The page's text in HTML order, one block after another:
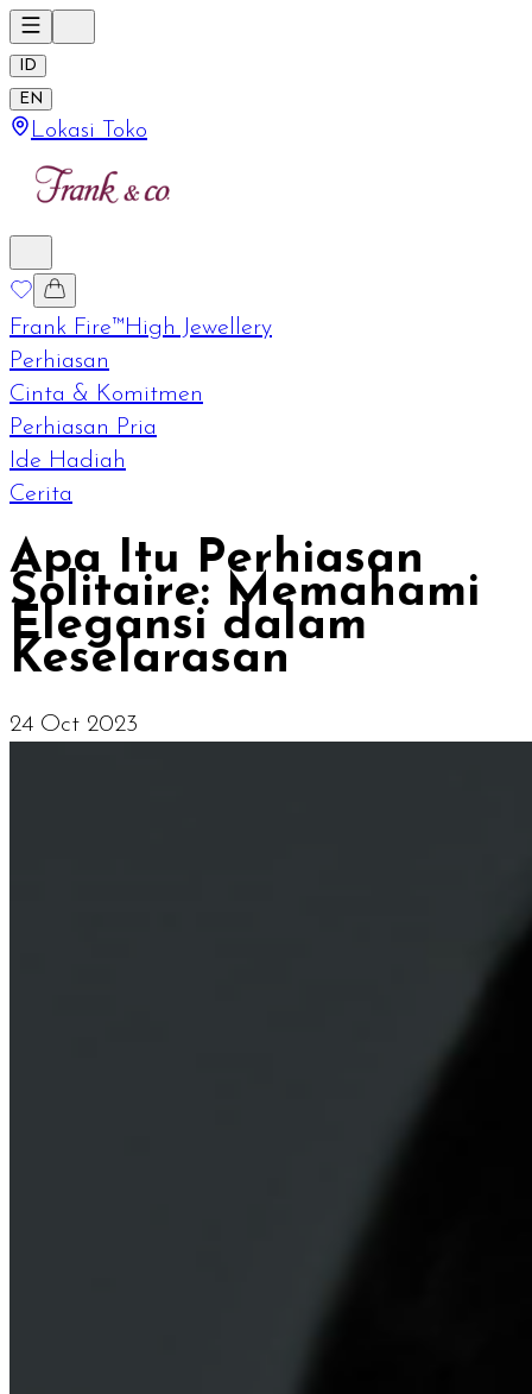
ID
EN
Lokasi Toko
Frank Fire™High Jewellery
Perhiasan
Cinta & Komitmen
Perhiasan Pria
Ide Hadiah
Cerita
Apa Itu Perhiasan
Solitaire: Memahami
Elegansi dalam
Keselarasan
24 Oct 2023